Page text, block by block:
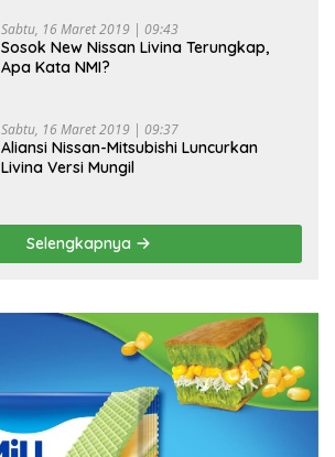
Sabtu, 16 Maret 2019 | 09:43
Sosok New Nissan Livina Terungkap,
Apa Kata NMI?
Sabtu, 16 Maret 2019 | 09:37
Aliansi Nissan-Mitsubishi Luncurkan
Livina Versi Mungil
Selengkapnya